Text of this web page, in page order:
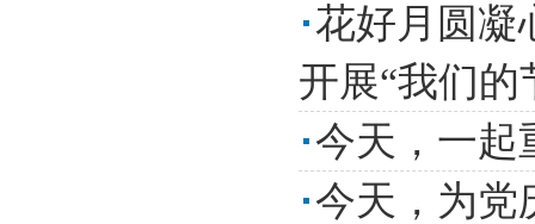
花好月圆
开展“我们的
今天，一起
今天，为党